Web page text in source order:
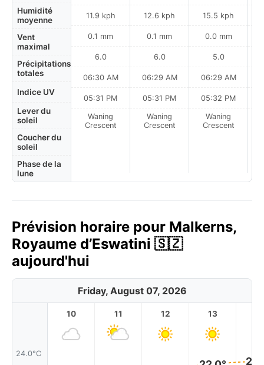
Humidité
moyenne
Vent
maximal
Précipitations
totales
Indice UV
Lever du
soleil
Coucher du
soleil
Phase de la
lune
11.9 kph
0.1 mm
6.0
06:30 AM
05:31 PM
Waning
Crescent
12.6 kph
0.1 mm
6.0
06:29 AM
05:31 PM
Waning
Crescent
15.5 kph
0.0 mm
5.0
06:29 AM
05:32 PM
Waning
Crescent
Prévision horaire pour Malkerns,
Royaume d’Eswatini 🇸🇿
aujourd'hui
Friday, August 07, 2026
24.0°C
10 11 12 13